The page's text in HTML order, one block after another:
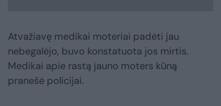
Atvažiavę medikai moteriai padėti jau
nebegalėjo, buvo konstatuota jos mirtis.
Medikai apie rastą jauno moters kūną
pranešė policijai.